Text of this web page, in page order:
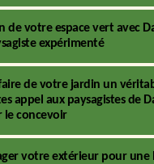
de votre espace vert avec
expérimenté
de votre jardin un
appel aux paysagistes de
le concevoir
votre extérieur pour une